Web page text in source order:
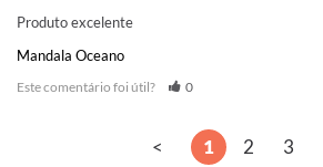
Produto excelente
Mandala Oceano
Este comentário foi útil? 0
< 1 2 3